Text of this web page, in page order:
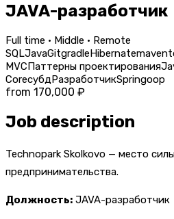
JAVA-разработчик
Full time · Middle · Remote
SQLJavaGitgradleHibernatemaven
MVCПаттерны проектирования
CoreсубдРазработчикSpringoop
from 170,000 ₽
Job description
Technopark Skolkovo — место
предпринимательства.
Должность: JAVA-разработчик